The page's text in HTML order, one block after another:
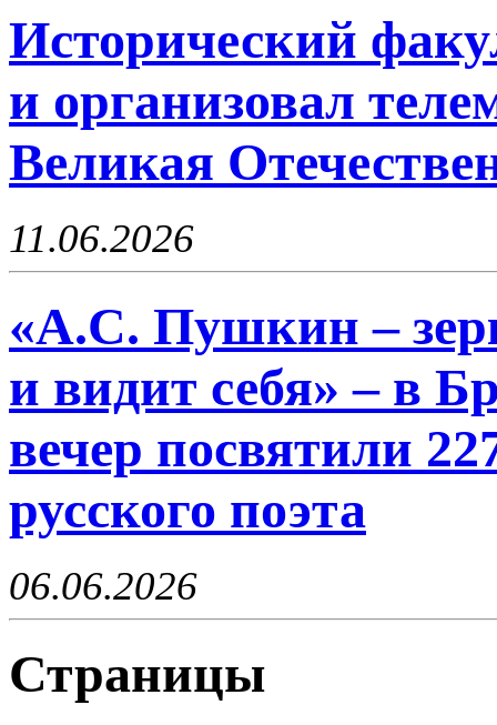
Исторический
и организовал
Великая
11.06.2026
«А.С. Пушкин –
и видит себя» – в
вечер посвятили
русского поэта
06.06.2026
Страницы